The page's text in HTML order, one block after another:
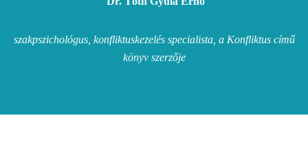
szakpszichológus, konfliktuskezelés specialista, a Konfliktus című
könyv szerzője